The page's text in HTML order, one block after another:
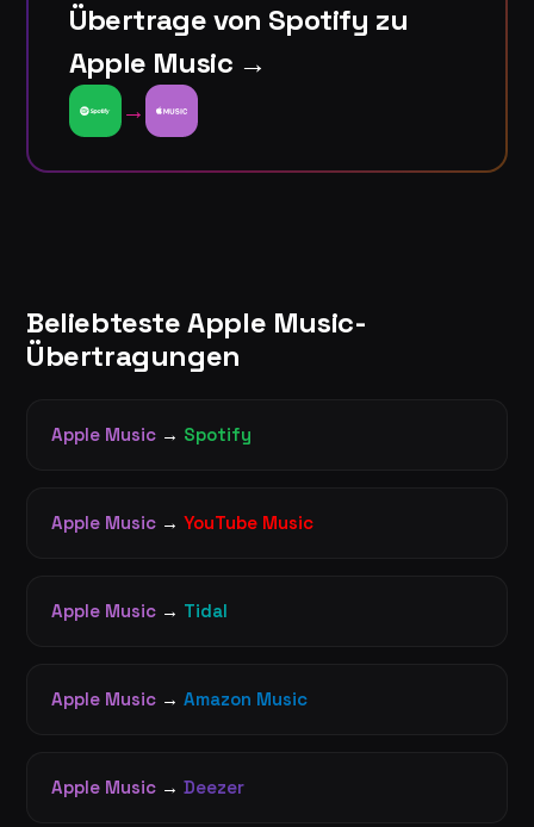
Übertrage von Spotify zu
Apple Music →
→
Beliebteste Apple Music-
Übertragungen
Apple Music → Spotify
Apple Music → YouTube Music
Apple Music → Tidal
Apple Music → Amazon Music
Apple Music → Deezer